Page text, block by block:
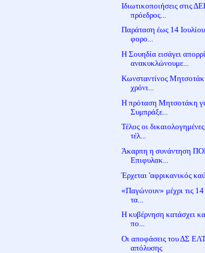
Ιδιωτικοποιήσεις στις
πρόεδρος...
Παράταση έως 14
φορο...
Η Σουηδία εισάγει
ανακυκλώνουμε...
Κωνσταντίνος
χρόνι...
Η πρόταση Μητσοτάκη
Συμπράξε...
Τέλος οι
τέλ...
Άκαρπη η συνάντηση
Επιφυλακ...
Έρχεται 'αφρικανικός
«Παγώνουν» μέχρι τις 14
τα...
Η κυβέρνηση κατάσχει
πο...
Οι αποφάσεις του ΔΣ
απόλυσης